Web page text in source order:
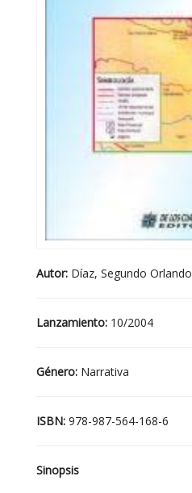
Autor: Díaz, Segundo Orlando
Lanzamiento: 10/2004
Género: Narrativa
ISBN: 978-987-564-168-6
Sinopsis